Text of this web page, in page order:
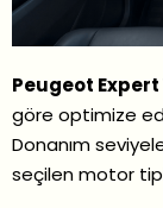
Peugeot Expert
göre optimize
Donanım
seçilen motor